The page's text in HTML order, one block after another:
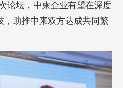
论坛，中柬企业有望在深度
，助推中柬双方达成共同繁